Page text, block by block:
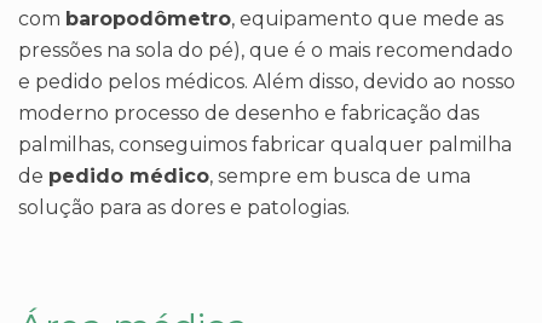
com baropodômetro, equipamento que mede as
pressões na sola do pé), que é o mais recomendado
e pedido pelos médicos. Além disso, devido ao nosso
moderno processo de desenho e fabricação das
palmilhas, conseguimos fabricar qualquer palmilha
de pedido médico, sempre em busca de uma
solução para as dores e patologias.